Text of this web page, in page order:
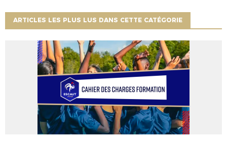
ARTICLES LES PLUS LUS DANS CETTE CATÉGORIE